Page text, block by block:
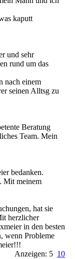
kaputt
und sehr
rund um das
nach einem
seinen Alltsg zu
Beratung
Team. Mein
bedanken.
Mit meinem
hat sie
herzlicher
in den besten
wenn Probleme
Anzeigen: 5 10